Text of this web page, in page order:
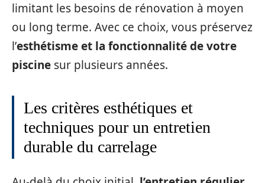
limitant les besoins de rénovation à moyen
ou long terme. Avec ce choix, vous préservez
l’esthétisme et la fonctionnalité de votre
piscine sur plusieurs années.
Les critères esthétiques et
techniques pour un entretien
durable du carrelage